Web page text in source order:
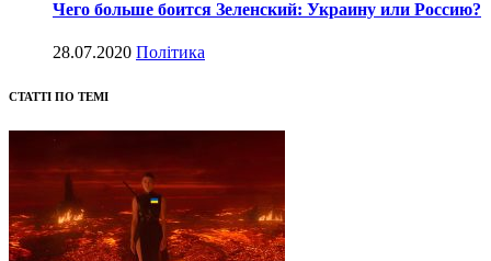
Чего больше боится Зеленский: Украину или Россию?
28.07.2020 Політика
СТАТТІ ПО ТЕМІ